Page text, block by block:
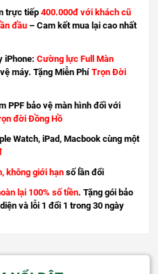
trực tiếp 400.000đ với khách cũ
đầu – Cam kết mua lại cao nhất
iPhone: Cường lực Full Màn
máy. Tặng Miễn Phí Trọn Đời
PPF bảo vệ màn hình đối với
đời Đồng Hồ
Watch, iPad, Macbook cùng một
không giới hạn số lần đổi
lại 100% số tiền. Tặng gói bảo
và lỗi 1 đổi 1 trong 30 ngày